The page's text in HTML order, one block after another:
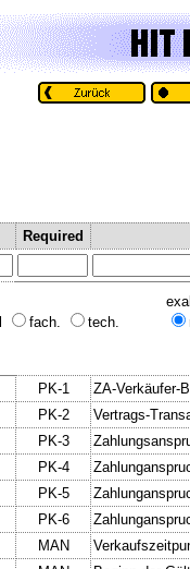
Required
fach. tech.
PK-1
ZA-Verkäufer-
PK-2
Vertrags-
PK-3
PK-4
PK-5
PK-6
MAN